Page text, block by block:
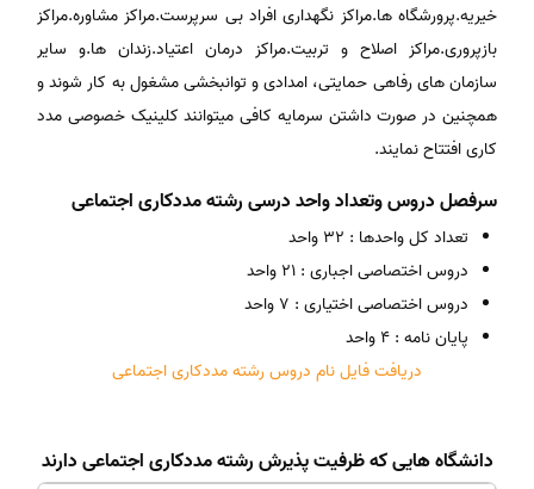
خیریه.پرورشگاه ها.مراکز نگهداری افراد بی سرپرست.مراکز مشاوره.مراکز
بازپروری.مراکز اصلاح و تربیت.مراکز درمان اعتیاد.زندان ها.و سایر
سازمان های رفاهی حمایتی، امدادی و توانبخشی مشغول به کار شوند و
همچنین در صورت داشتن سرمایه کافی میتوانند کلینیک خصوصی مدد
کاری افتتاح نمایند.
سرفصل دروس وتعداد واحد درسی رشته مددکاری اجتماعی
تعداد کل واحدها : 32 واحد
دروس اختصاصی اجباری : 21 واحد
دروس اختصاصی اختیاری : 7 واحد
پایان نامه : 4 واحد
دریافت فایل نام دروس رشته مددکاری اجتماعی
دانشگاه هایی که ظرفیت پذیرش رشته مددکاری اجتماعی دارند